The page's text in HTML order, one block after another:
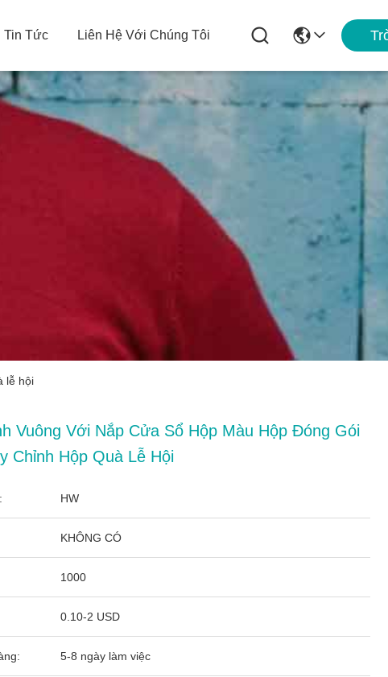
Tin Tức Liên Hệ Với Chúng Tôi
lễ hội
Vuông Với Nắp Cửa Sổ Hộp Màu Hộp Đóng Gói
Chỉnh Hộp Quà Lễ Hội
HW
KHÔNG CÓ
1000
0.10-2 USD
5-8 ngày làm việc